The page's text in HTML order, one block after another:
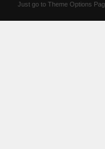
Just go to Theme Options